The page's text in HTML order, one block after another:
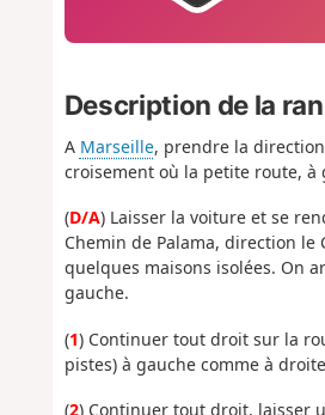
Description de la
A Marseille, prendre la
croisement où la petite route, à
(D/A) Laisser la voiture et se
Chemin de Palama, direction
quelques maisons isolées. On
gauche.
(1) Continuer tout droit sur la
pistes) à gauche comme à
(2) Continuer tout droit, laisser